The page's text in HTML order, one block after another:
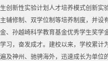
生创新性实验计划人才培养模式创新实
主辅修制、双学位制等培养制度，并设
金、孙越崎科学教育基金优秀学生奖学
学习，奋发成才。建校以来，学校累计
遍及神州、驰骋海外，迅速成长为单位